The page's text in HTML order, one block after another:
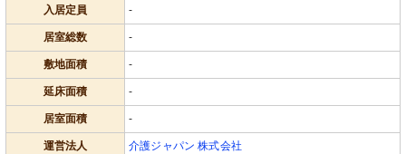
入居定員 -
居室総数 -
敷地面積 -
延床面積 -
居室面積 -
運営法人 介護ジャパン 株式会社